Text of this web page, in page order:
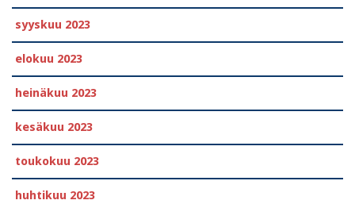
syyskuu 2023
elokuu 2023
heinäkuu 2023
kesäkuu 2023
toukokuu 2023
huhtikuu 2023